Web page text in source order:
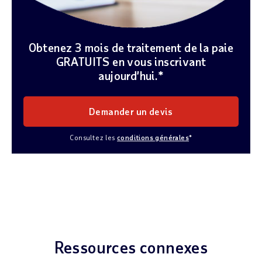
Obtenez 3 mois de traitement de la paie
GRATUITS en vous inscrivant
aujourd’hui.*
Demander un devis
Consultez lesconditions générales*
Ressources connexes